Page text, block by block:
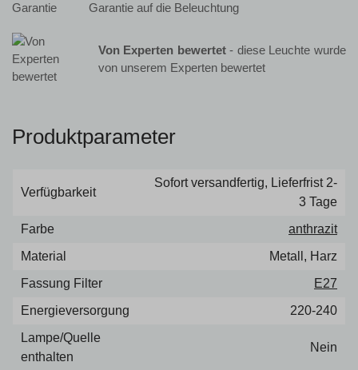
Garantie auf die Beleuchtung
Von Experten bewertet- diese Leuchte wurde
von unserem Experten bewertet
Produktparameter
Verfügbarkeit
Sofort versandfertig, Lieferfrist 2-
3 Tage
Farbe
anthrazit
Material
Metall, Harz
Fassung Filter
E27
Energieversorgung
220-240
Lampe/Quelle
enthalten
Nein